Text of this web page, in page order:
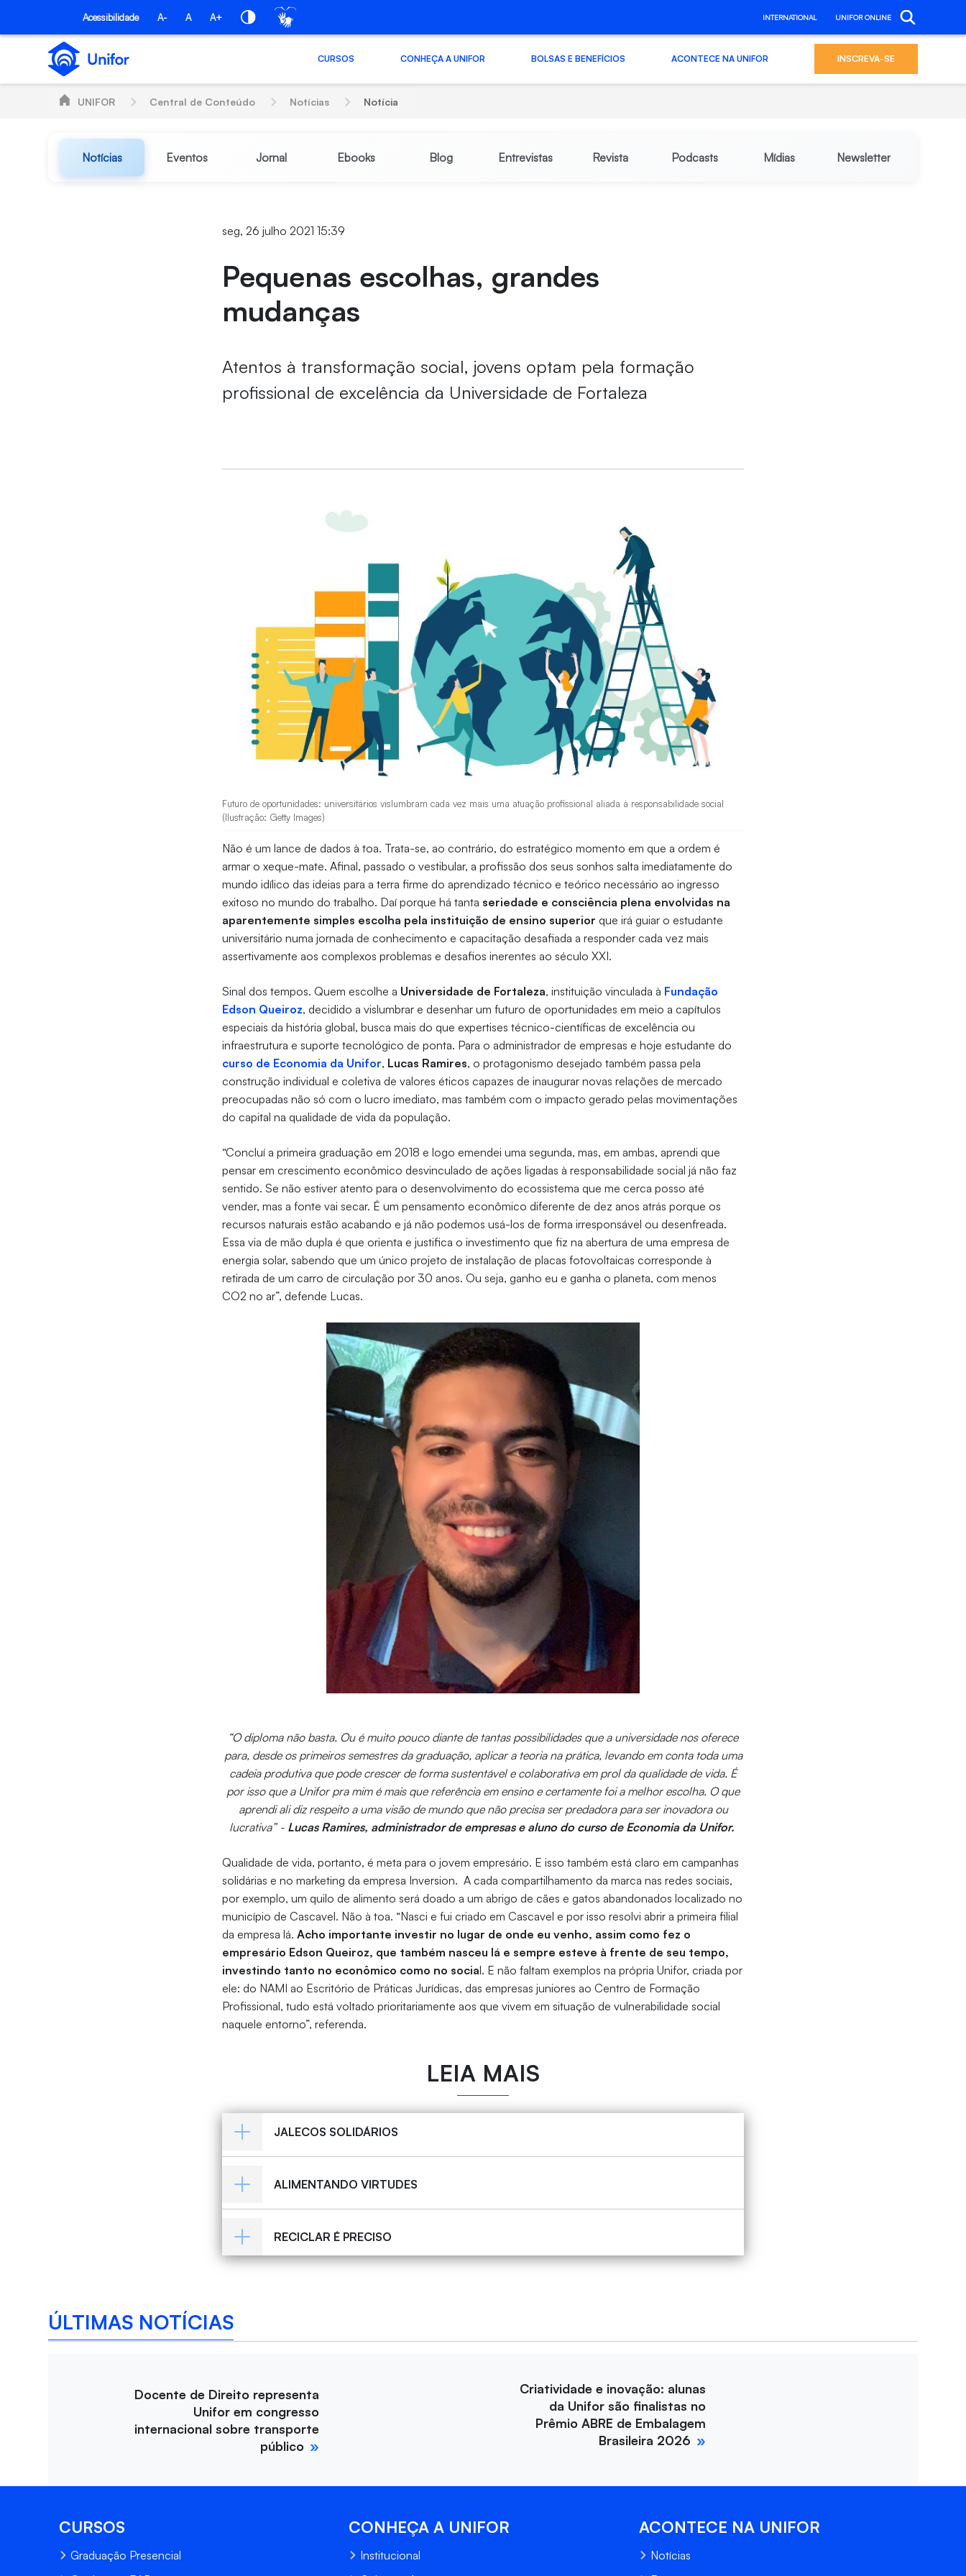
Pular para o Conteúdo principal
Acessibilidade A- A A+ INTERNATIONAL UNIFOR ONLINE
CURSOS CONHEÇA A UNIFOR BOLSAS E BENEFÍCIOS ACONTECE NA UNIFOR INSCREVA-SE
UNIFOR Central de Conteúdo Notícias Notícia
Notícias Eventos Jornal Ebooks Blog Entrevistas Revista Podcasts Mídias Newsletter
seg, 26 julho 2021 15:39
Pequenas escolhas, grandes
mudanças
Atentos à transformação social, jovens optam pela formação
profissional de excelência da Universidade de Fortaleza
Futuro de oportunidades: universitários vislumbram cada vez mais uma atuação profissional aliada à responsabilidade social
(Ilustração: Getty Images)
Não é um lance de dados à toa. Trata-se, ao contrário, do estratégico momento em que a ordem é
armar o xeque-mate. Afinal, passado o vestibular, a profissão dos seus sonhos salta imediatamente do
mundo idílico das ideias para a terra firme do aprendizado técnico e teórico necessário ao ingresso
exitoso no mundo do trabalho. Daí porque há tanta seriedade e consciência plena envolvidas na
aparentemente simples escolha pela instituição de ensino superior que irá guiar o estudante
universitário numa jornada de conhecimento e capacitação desafiada a responder cada vez mais
assertivamente aos complexos problemas e desafios inerentes ao século XXI.
Sinal dos tempos. Quem escolhe a Universidade de Fortaleza, instituição vinculada à Fundação
Edson Queiroz, decidido a vislumbrar e desenhar um futuro de oportunidades em meio a capítulos
especiais da história global, busca mais do que expertises técnico-científicas de excelência ou
infraestrutura e suporte tecnológico de ponta. Para o administrador de empresas e hoje estudante do
curso de Economia da Unifor, Lucas Ramires, o protagonismo desejado também passa pela
construção individual e coletiva de valores éticos capazes de inaugurar novas relações de mercado
preocupadas não só com o lucro imediato, mas também com o impacto gerado pelas movimentações
do capital na qualidade de vida da população.
“Concluí a primeira graduação em 2018 e logo emendei uma segunda, mas, em ambas, aprendi que
pensar em crescimento econômico desvinculado de ações ligadas à responsabilidade social já não faz
sentido. Se não estiver atento para o desenvolvimento do ecossistema que me cerca posso até
vender, mas a fonte vai secar. É um pensamento econômico diferente de dez anos atrás porque os
recursos naturais estão acabando e já não podemos usá-los de forma irresponsável ou desenfreada.
Essa via de mão dupla é que orienta e justifica o investimento que fiz na abertura de uma empresa de
energia solar, sabendo que um único projeto de instalação de placas fotovoltaicas corresponde à
retirada de um carro de circulação por 30 anos. Ou seja, ganho eu e ganha o planeta, com menos
CO2 no ar”, defende Lucas.
“O diploma não basta. Ou é muito pouco diante de tantas possibilidades que a universidade nos oferece
para, desde os primeiros semestres da graduação, aplicar a teoria na prática, levando em conta toda uma
cadeia produtiva que pode crescer de forma sustentável e colaborativa em prol da qualidade de vida. É
por isso que a Unifor pra mim é mais que referência em ensino e certamente foi a melhor escolha. O que
aprendi ali diz respeito a uma visão de mundo que não precisa ser predadora para ser inovadora ou
lucrativa” - Lucas Ramires, administrador de empresas e aluno do curso de Economia da Unifor.
Qualidade de vida, portanto, é meta para o jovem empresário. E isso também está claro em campanhas
solidárias e no marketing da empresa Inversion. A cada compartilhamento da marca nas redes sociais,
por exemplo, um quilo de alimento será doado a um abrigo de cães e gatos abandonados localizado no
município de Cascavel. Não à toa. “Nasci e fui criado em Cascavel e por isso resolvi abrir a primeira filial
da empresa lá. Acho importante investir no lugar de onde eu venho, assim como fez o
empresário Edson Queiroz, que também nasceu lá e sempre esteve à frente de seu tempo,
investindo tanto no econômico como no social. E não faltam exemplos na própria Unifor, criada por
ele: do NAMI ao Escritório de Práticas Jurídicas, das empresas juniores ao Centro de Formação
Profissional, tudo está voltado prioritariamente aos que vivem em situação de vulnerabilidade social
naquele entorno”, referenda.
LEIA MAIS
JALECOS SOLIDÁRIOS
ALIMENTANDO VIRTUDES
RECICLAR É PRECISO
ÚLTIMAS NOTÍCIAS
Docente de Direito representa
Unifor em congresso
internacional sobre transporte
público
Criatividade e inovação: alunas
da Unifor são finalistas no
Prêmio ABRE de Embalagem
Brasileira 2026
CURSOS
Graduação Presencial
CONHEÇA A UNIFOR
Institucional
ACONTECE NA UNIFOR
Notícias